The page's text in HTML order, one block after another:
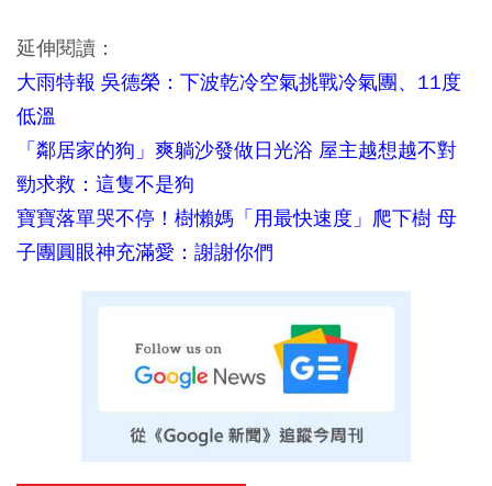
延伸閱讀：
大雨特報 吳德榮：下波乾冷空氣挑戰冷氣團、11度
低溫
「鄰居家的狗」爽躺沙發做日光浴 屋主越想越不對
勁求救：這隻不是狗
寶寶落單哭不停！樹懶媽「用最快速度」爬下樹 母
子團圓眼神充滿愛：謝謝你們